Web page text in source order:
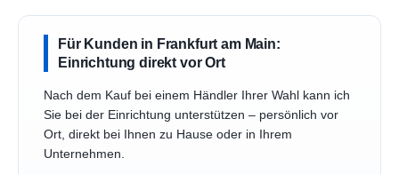
Für Kunden in Frankfurt am Main:
Einrichtung direkt vor Ort
Nach dem Kauf bei einem Händler Ihrer Wahl kann ich
Sie bei der Einrichtung unterstützen – persönlich vor
Ort, direkt bei Ihnen zu Hause oder in Ihrem
Unternehmen.